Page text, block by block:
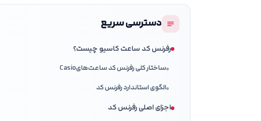
دسترسی سریع
رفرنس کد ساعت کاسیو چیست؟
ساختار کلی رفرنس کد ساعت‌هایCasio
الگوی استاندارد رفرنس کد
اجزای اصلی رفرنس کد